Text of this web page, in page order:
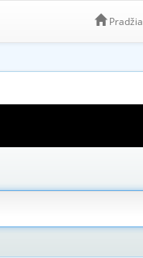
Pradžia